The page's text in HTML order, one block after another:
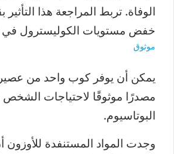
الوفاة. تربط المراجعة هذا التأثير
خفض مستويات الكوليسترول في
موثوق
مصدرًا موثوقًا لاحتياجات الشخص
البوتاسيوم.
وجدت المواد المستنفدة